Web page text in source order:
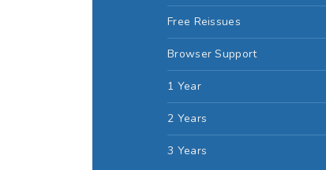
Free Reissues
Browser Support
1 Year
2 Years
3 Years